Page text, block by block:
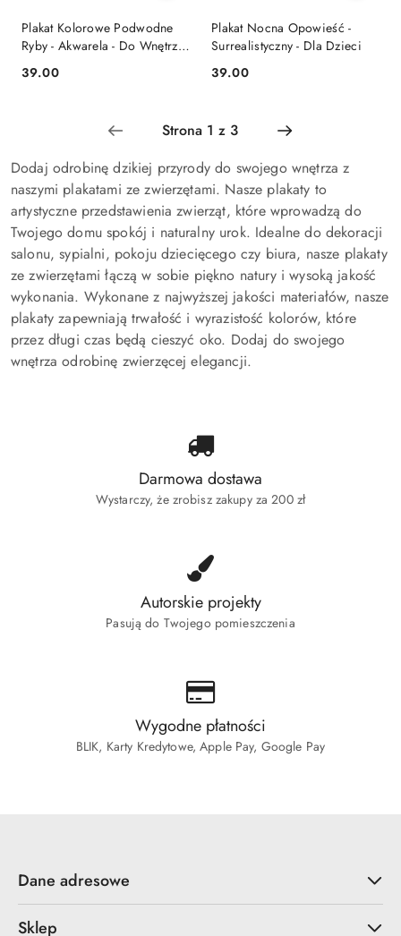
Plakat Kolorowe Podwodne
Ryby - Akwarela - Do Wnętrz
Cena:
39.00
Plakat Nocna Opowieść -
Surrealistyczny - Dla Dzieci
Cena:
39.00
Dodaj odrobinę dzikiej przyrody do swojego wnętrza z
naszymi plakatami ze zwierzętami. Nasze plakaty to
artystyczne przedstawienia zwierząt, które wprowadzą do
Twojego domu spokój i naturalny urok. Idealne do dekoracji
salonu, sypialni, pokoju dziecięcego czy biura, nasze plakaty
ze zwierzętami łączą w sobie piękno natury i wysoką jakość
wykonania. Wykonane z najwyższej jakości materiałów, nasze
plakaty zapewniają trwałość i wyrazistość kolorów, które
przez długi czas będą cieszyć oko. Dodaj do swojego
wnętrza odrobinę zwierzęcej elegancji.
Darmowa dostawa
Wystarczy, że zrobisz zakupy za 200 zł
Autorskie projekty
Pasują do Twojego pomieszczenia
Wygodne płatności
BLIK, Karty Kredytowe, Apple Pay, Google Pay
Dane adresowe
Sklep